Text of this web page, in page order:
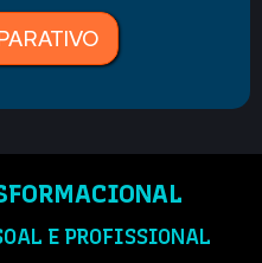
E PROFISSIONAL